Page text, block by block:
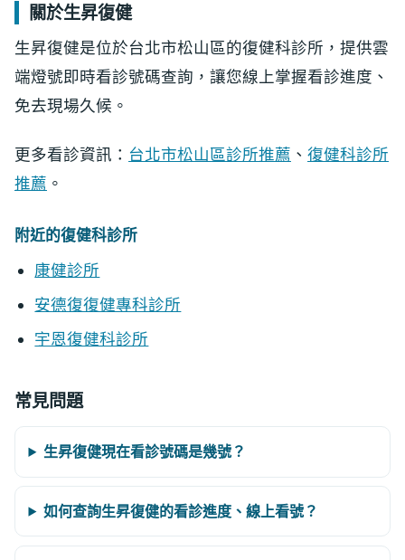
關於生昇復健
生昇復健是位於台北市松山區的復健科診所，提供雲
端燈號即時看診號碼查詢，讓您線上掌握看診進度、
免去現場久候。
更多看診資訊： 台北市松山區診所推薦 、 復健科診所
推薦 。
附近的復健科診所
康健診所
安德復復健專科診所
宇恩復健科診所
常見問題
生昇復健現在看診號碼是幾號？
如何查詢生昇復健的看診進度、線上看號？